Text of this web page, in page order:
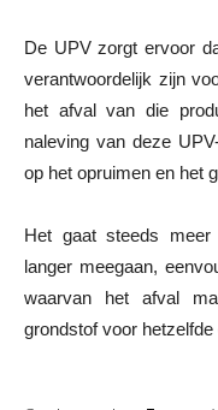
De UPV zorgt ervoor
verantwoordelijk zijn
het afval van die
naleving van deze
op het opruimen en het
Het gaat steeds
langer meegaan,
waarvan het afval
grondstof voor